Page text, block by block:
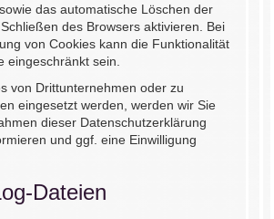
das automatische Löschen der
des Browsers aktivieren. Bei
von Cookies kann die Funktionalität
eingeschränkt sein.
von Drittunternehmen oder zu
eingesetzt werden, werden wir Sie
dieser Datenschutzerklärung
und ggf. eine Einwilligung
Dateien